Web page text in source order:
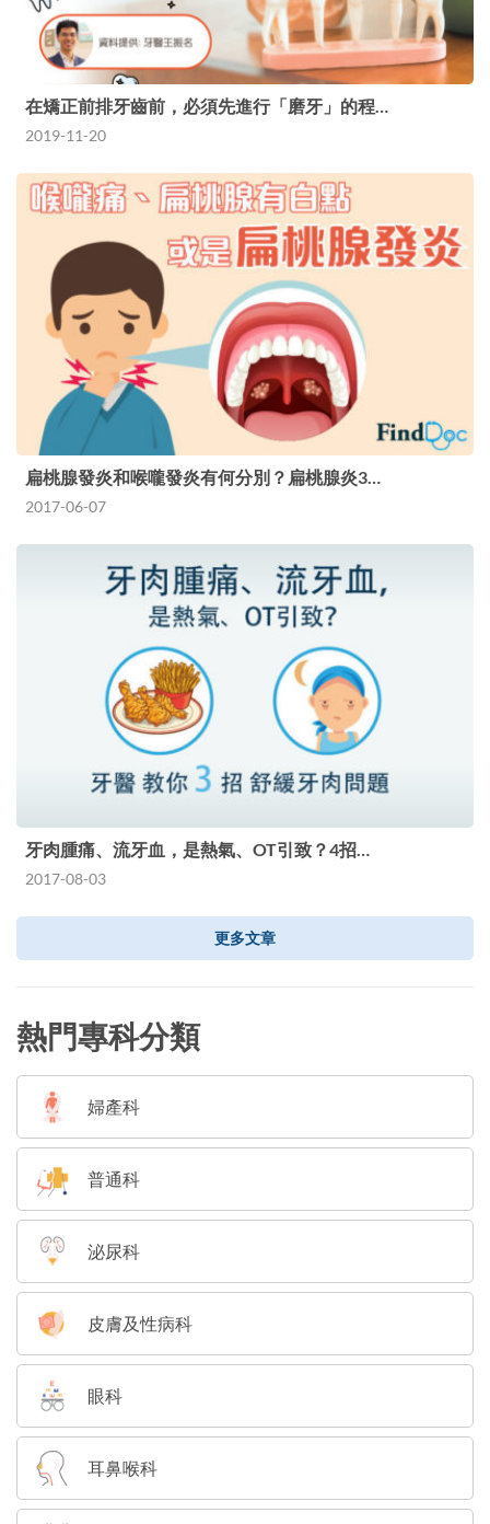
在矯正前排牙齒前，必須先進行「磨牙」的程…
2019-11-20
扁桃腺發炎和喉嚨發炎有何分別？扁桃腺炎3…
2017-06-07
牙肉腫痛、流牙血，是熱氣、OT引致？4招…
2017-08-03
更多文章
熱門專科分類
婦產科
普通科
泌尿科
皮膚及性病科
眼科
耳鼻喉科